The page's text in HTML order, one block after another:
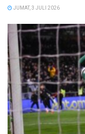
JUMAT, 3 JULI 2026